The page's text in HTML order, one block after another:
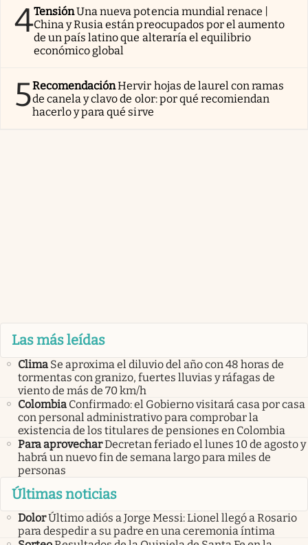
4TensiónUna nueva potencia mundial renace |
China y Rusia están preocupados por el aumento
de un país latino que alteraría el equilibrio
económico global
5RecomendaciónHervir hojas de laurel con ramas
de canela y clavo de olor: por qué recomiendan
hacerlo y para qué sirve
Las más leídas
Clima Se aproxima el diluvio del año con 48 horas de
tormentas con granizo, fuertes lluvias y ráfagas de
viento de más de 70 km/h
Colombia Confirmado: el Gobierno visitará casa por casa
con personal administrativo para comprobar la
existencia de los titulares de pensiones en Colombia
Para aprovecharDecretan feriado el lunes 10 de agosto y
habrá un nuevo fin de semana largo para miles de
personas
Últimas noticias
DolorÚltimo adiós a Jorge Messi: Lionel llegó a Rosario
para despedir a su padre en una ceremonia íntima